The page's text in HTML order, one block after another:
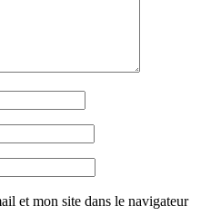
et mon site dans le navigateur